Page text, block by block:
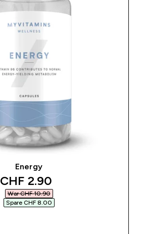
Energy
discounted price
CHF 2.90‎
War CHF 10.90‎
Spare CHF 8.00‎